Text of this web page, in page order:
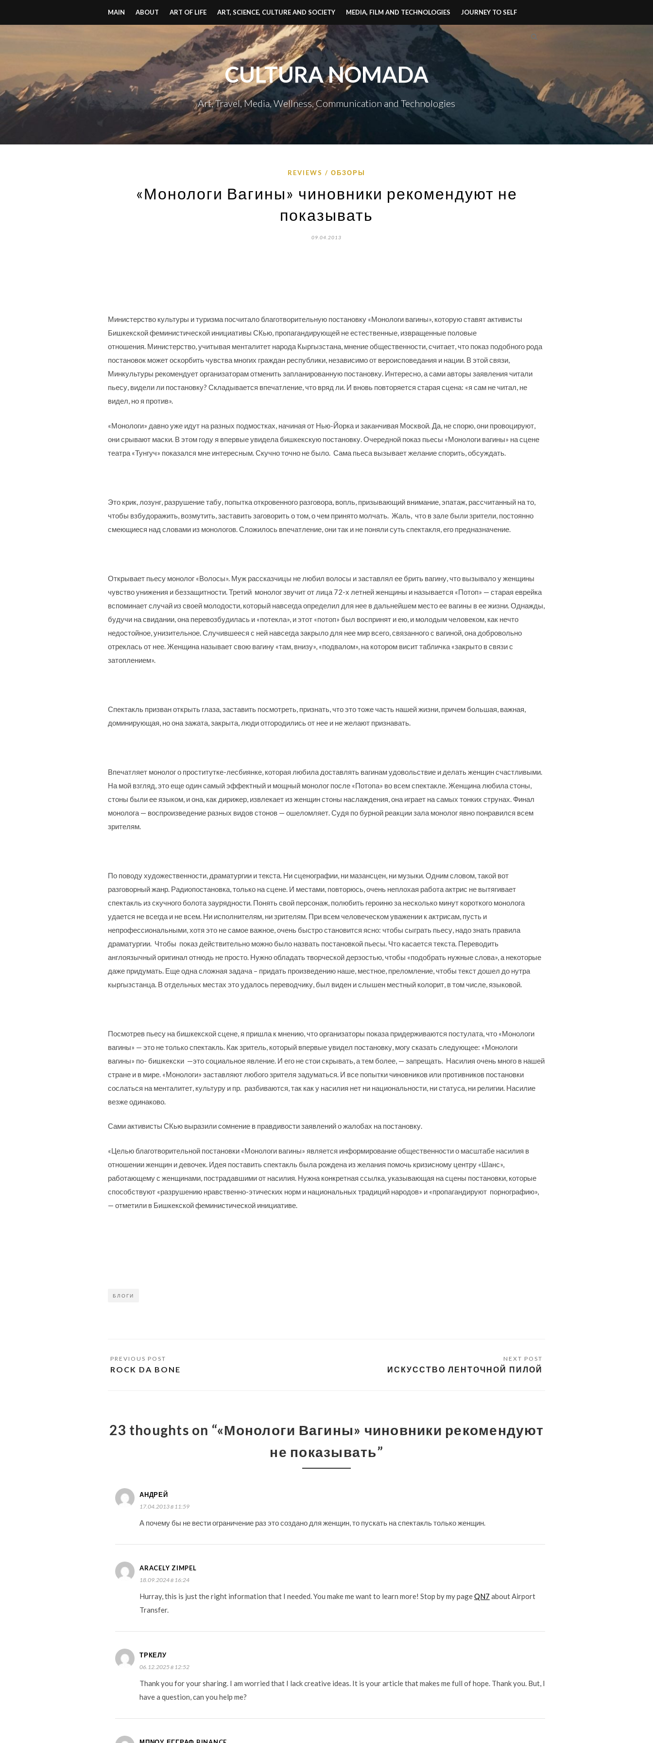
MAIN ABOUT ART OF LIFE ART, SCIENCE, CULTURE AND SOCIETY MEDIA, FILM AND TECHNOLOGIES JOURNEY TO SELF
CULTURA NOMADA
Art, Travel, Media, Wellness, Communication and Technologies
REVIEWS / ОБЗОРЫ
«Монологи Вагины» чиновники рекомендуют не
показывать
09.04.2013
Министерство культуры и туризма посчитало благотворительную постановку «Монологи вагины», которую ставят активисты
Бишкекской феминистической инициативы СКью, пропагандирующей не естественные, извращенные половые
отношения. Министерство, учитывая менталитет народа Кыргызстана, мнение общественности, считает, что показ подобного рода
постановок может оскорбить чувства многих граждан республики, независимо от вероисповедания и нации. В этой связи,
Минкультуры рекомендует организаторам отменить запланированную постановку. Интересно, а сами авторы заявления читали
пьесу, видели ли постановку? Складывается впечатление, что вряд ли. И вновь повторяется старая сцена: «я сам не читал, не
видел, но я против».
«Монологи» давно уже идут на разных подмостках, начиная от Нью-Йорка и заканчивая Москвой. Да, не спорю, они провоцируют,
они срывают маски. В этом году я впервые увидела бишкекскую постановку. Очередной показ пьесы «Монологи вагины» на сцене
театра «Тунгуч» показался мне интересным. Скучно точно не было. Сама пьеса вызывает желание спорить, обсуждать.
Это крик, лозунг, разрушение табу, попытка откровенного разговора, вопль, призывающий внимание, эпатаж, рассчитанный на то,
чтобы взбудоражить, возмутить, заставить заговорить о том, о чем принято молчать. Жаль, что в зале были зрители, постоянно
смеющиеся над словами из монологов. Сложилось впечатление, они так и не поняли суть спектакля, его предназначение.
Открывает пьесу монолог «Волосы». Муж рассказчицы не любил волосы и заставлял ее брить вагину, что вызывало у женщины
чувство унижения и беззащитности. Третий монолог звучит от лица 72-х летней женщины и называется «Потоп» — старая еврейка
вспоминает случай из своей молодости, который навсегда определил для нее в дальнейшем место ее вагины в ее жизни. Однажды,
будучи на свидании, она перевозбудилась и «потекла», и этот «потоп» был воспринят и ею, и молодым человеком, как нечто
недостойное, унизительное. Случившееся с ней навсегда закрыло для нее мир всего, связанного с вагиной, она добровольно
отреклась от нее. Женщина называет свою вагину «там, внизу», «подвалом», на котором висит табличка «закрыто в связи с
затоплением».
Спектакль призван открыть глаза, заставить посмотреть, признать, что это тоже часть нашей жизни, причем большая, важная,
доминирующая, но она зажата, закрыта, люди отгородились от нее и не желают признавать.
Впечатляет монолог о проститутке-лесбиянке, которая любила доставлять вагинам удовольствие и делать женщин счастливыми.
На мой взгляд, это еще один самый эффектный и мощный монолог после «Потопа» во всем спектакле. Женщина любила стоны,
стоны были ее языком, и она, как дирижер, извлекает из женщин стоны наслаждения, она играет на самых тонких струнах. Финал
монолога — воспроизведение разных видов стонов — ошеломляет. Судя по бурной реакции зала монолог явно понравился всем
зрителям.
По поводу художественности, драматургии и текста. Ни сценографии, ни мазансцен, ни музыки. Одним словом, такой вот
разговорный жанр. Радиопостановка, только на сцене. И местами, повторюсь, очень неплохая работа актрис не вытягивает
спектакль из скучного болота заурядности. Понять свой персонаж, полюбить героиню за несколько минут короткого монолога
удается не всегда и не всем. Ни исполнителям, ни зрителям. При всем человеческом уважении к актрисам, пусть и
непрофессиональными, хотя это не самое важное, очень быстро становится ясно: чтобы сыграть пьесу, надо знать правила
драматургии. Чтобы показ действительно можно было назвать постановкой пьесы. Что касается текста. Переводить
англоязычный оригинал отнюдь не просто. Нужно обладать творческой дерзостью, чтобы «подобрать нужные слова», а некоторые
даже придумать. Еще одна сложная задача – придать произведению наше, местное, преломление, чтобы текст дошел до нутра
кыргызстанца. В отдельных местах это удалось переводчику, был виден и слышен местный колорит, в том числе, языковой.
Посмотрев пьесу на бишкекской сцене, я пришла к мнению, что организаторы показа придерживаются постулата, что «Монологи
вагины» — это не только спектакль. Как зритель, который впервые увидел постановку, могу сказать следующее: «Монологи
вагины» по- бишкекски —это социальное явление. И его не стои скрывать, а тем более, — запрещать. Насилия очень много в нашей
стране и в мире. «Монологи» заставляют любого зрителя задуматься. И все попытки чиновников или противников постановки
сослаться на менталитет, культуру и пр. разбиваются, так как у насилия нет ни национальности, ни статуса, ни религии. Насилие
везже одинаково.
Сами активисты СКью выразили сомнение в правдивости заявлений о жалобах на постановку.
«Целью благотворительной постановки «Монологи вагины» является информирование общественности о масштабе насилия в
отношении женщин и девочек. Идея поставить спектакль была рождена из желания помочь кризисному центру «Шанс»,
работающему с женщинами, пострадавшими от насилия. Нужна конкретная ссылка, указывающая на сцены постановки, которые
способствуют «разрушению нравственно-этических норм и национальных традиций народов» и «пропагандируют порнографию»,
— отметили в Бишкекской феминистической инициативе.
БЛОГИ
ROCK DA BONE ИСКУССТВО ЛЕНТОЧНОЙ ПИЛОЙ
23 thoughts on “«Монологи Вагины» чиновники рекомендуют
не показывать”
АНДРЕЙ
17.04.2013 в 11:59
А почему бы не вести ограничение раз это создано для женщин, то пускать на спектакль только женщин.
ARACELY ZIMPEL
18.09.2024 в 16:24
Hurray, this is just the right information that I needed. You make me want to learn more! Stop by my pageQN7 about Airport
Transfer.
ТРКЕЛУ
06.12.2025 в 12:52
Thank you for your sharing. I am worried that I lack creative ideas. It is your article that makes me full of hope. Thank you. But, I
have a question, can you help me?